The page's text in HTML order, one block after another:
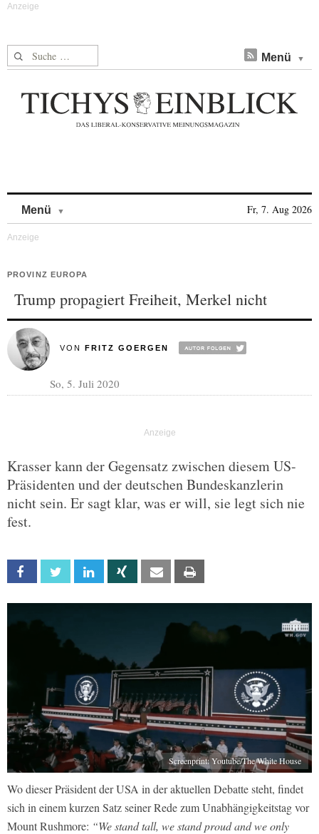
Suche nach: Menü
Menü Fr, 7. Aug 2026
PROVINZ EUROPA
Trump propagiert Freiheit, Merkel nicht
VON FRITZ GOERGEN
So, 5. Juli 2020
Krasser kann der Gegensatz zwischen diesem US-
Präsidenten und der deutschen Bundeskanzlerin
nicht sein. Er sagt klar, was er will, sie legt sich nie
fest.
Facebook Twitter Linkedin Xing Email
Screenprint: Youtube/The White House
Wo dieser Präsident der USA in der aktuellen Debatte steht, findet
sich in einem kurzen Satz seiner Rede zum Unabhängigkeitstag vor
Mount Rushmore: “We stand tall, we stand proud and we only